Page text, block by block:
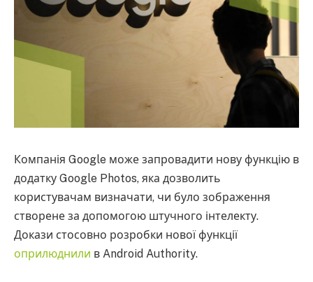
Компанія Google може запровадити нову функцію в
додатку Google Photos, яка дозволить
користувачам визначати, чи було зображення
створене за допомогою штучного інтелекту.
Докази стосовно розробки нової функції
оприлюднили в Android Authority.